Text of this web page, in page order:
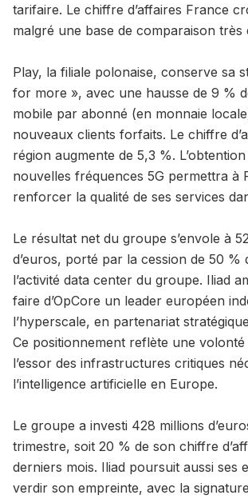
tarifaire. Le chiffre d’affaires France
malgré une base de comparaison très
Play, la filiale polonaise, conserve sa
for more », avec une hausse de 9 %
mobile par abonné (en monnaie
nouveaux clients forfaits. Le chiffre
région augmente de 5,3 %.
nouvelles fréquences 5G permettra à
renforcer la qualité de ses services
Le résultat net du groupe s’envole à
d’euros, porté par la cession de 50 %
l’activité data center du groupe. Iliad
faire d’OpCore un leader européen
l’hyperscale, en partenariat
Ce positionnement reflète une
l’essor des infrastructures critiques
l’intelligence artificielle en Europe.
Le groupe a investi 428 millions
trimestre, soit 20 % de son chiffre
derniers mois. Iliad poursuit aussi ses
verdir son empreinte, avec la